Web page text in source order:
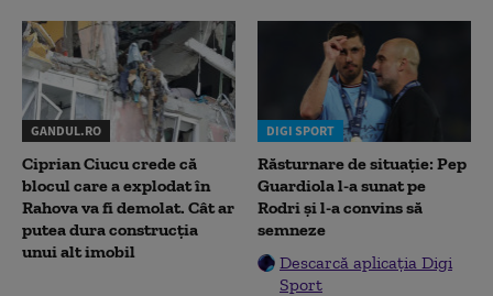
GANDUL.RO
Ciprian Ciucu crede că
blocul care a explodat în
Rahova va fi demolat. Cât ar
putea dura construcția
unui alt imobil
DIGI SPORT
Răsturnare de situație: Pep
Guardiola l-a sunat pe
Rodri și l-a convins să
semneze
Descarcă aplicația Digi
Sport